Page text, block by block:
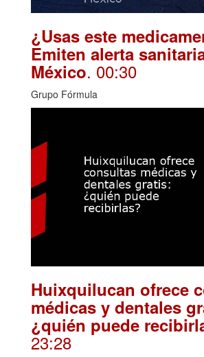
¿Usas este
Emiten alerta
México. 00:30
Grupo Fórmula
Huixquilucan ofrece
médicas y dentales
¿quién puede
23:28